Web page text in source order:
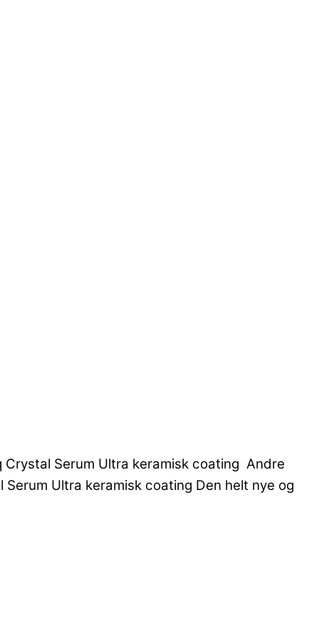
Crystal Serum Ultra keramisk coating Andre
Ultra keramisk coating Den helt nye og